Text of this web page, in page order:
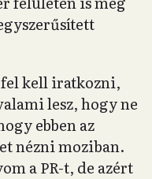
fel kell iratkozni,
lesz, hogy ne
ebben az
nézni moziban.
a PR-t, de azért